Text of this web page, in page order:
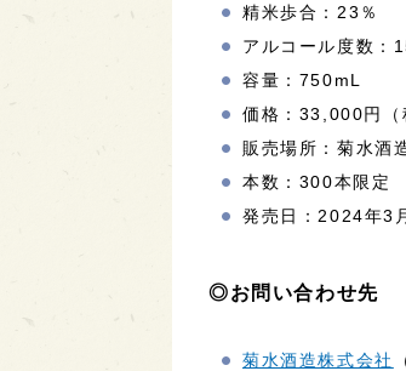
精米歩合：23％
アルコール度数：
容量：750mL
価格：33,000円（
販売場所：菊水酒
本数：300本限定
発売日：2024年3
◎お問い合わせ先
菊水酒造株式会社